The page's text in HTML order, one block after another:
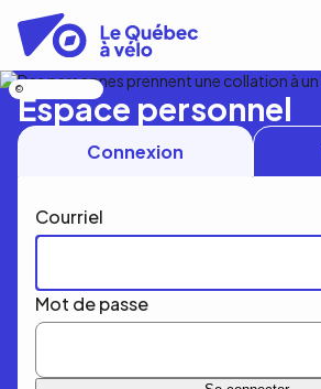
contenu
principal
Espace personnel
Connexion
Courriel
Mot de passe